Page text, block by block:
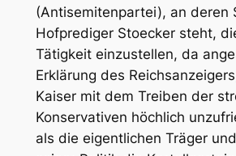
(Antisemitenpartei), an deren
Hofprediger Stoecker steht,
Tätigkeit einzustellen, da
Erklärung des
Kaiser mit dem Treiben der
Konservativen höchlich
als die eigentlichen Träger